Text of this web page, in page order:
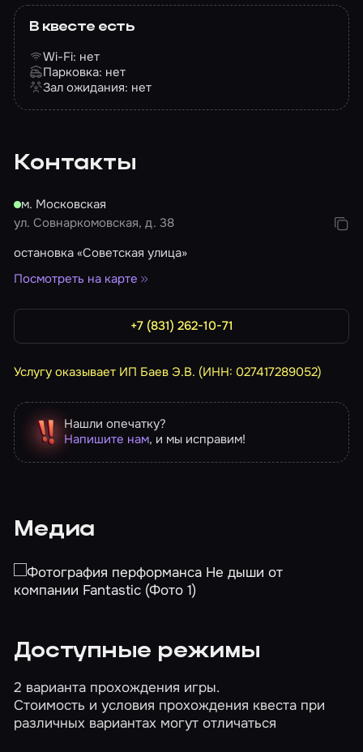
предоставляется.
Фотографии, предоставленные организатором,
не отражают реальных декораций и сделаны в
помещении квеста «Не дыши» в г. Уфе
В квесте есть
Wi-Fi: нет
Парковка: нет
Зал ожидания: нет
Контакты
м. Московская
ул. Совнаркомовская, д. 38
остановка «Советская улица»
Посмотреть на карте
+7 (831) 262-10-71
Услугу оказывает ИП Баев Э.В. (ИНН: 027417289052)
Нашли опечатку?
Напишите нам, и мы исправим!
Медиа
Доступные режимы
2 варианта прохождения игры.
Стоимость и условия прохождения квеста при
различных вариантах могут отличаться